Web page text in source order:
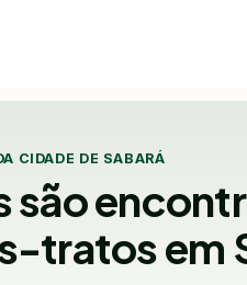
CIDADE DE SABARÁ
são
tratos em